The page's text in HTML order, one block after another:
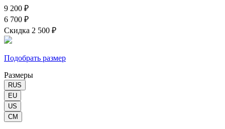
9 200 ₽
6 700 ₽
Скидка 2 500 ₽
Подобрать размер
Размеры
RUS
EU
US
CM